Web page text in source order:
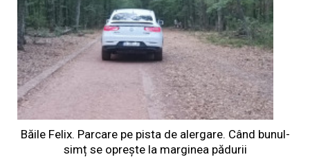
Băile Felix. Parcare pe pista de alergare. Când bunul-
simț se oprește la marginea pădurii